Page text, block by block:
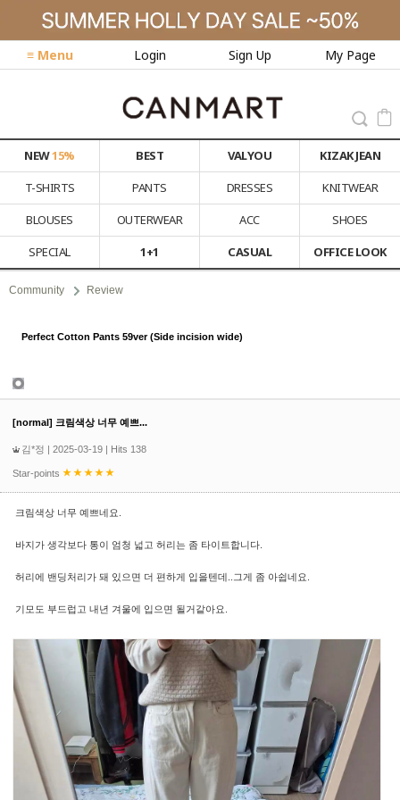
≡ Menu Login Sign Up My Page
NEW15% BEST VALYOU
KIZAK JEAN
T-SHIRTS
PANTS DRESSES
KNITWEAR
BLOUSES
OUTERWEAR ACC
SHOES
SPECIAL
1+1 CASUAL OFFICE LOOK
Community Review
Perfect Cotton Pants 59ver (Side incision wide)
[normal] 크림색상 너무 예쁘...
김*정 | 2025-03-19 | Hits 138
Star-points
크림색상 너무 예쁘네요.
바지가 생각보다 통이 엄청 넓고 허리는 좀 타이트합니다.
허리에 밴딩처리가 돼 있으면 더 편하게 입을텐데..그게 좀 아쉽네요.
기모도 부드럽고 내년 겨울에 입으면 될거같아요.